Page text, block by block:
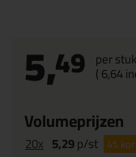
5,49 per stuk
(6,64
Volumeprijzen
20x 5,29p/st 4%